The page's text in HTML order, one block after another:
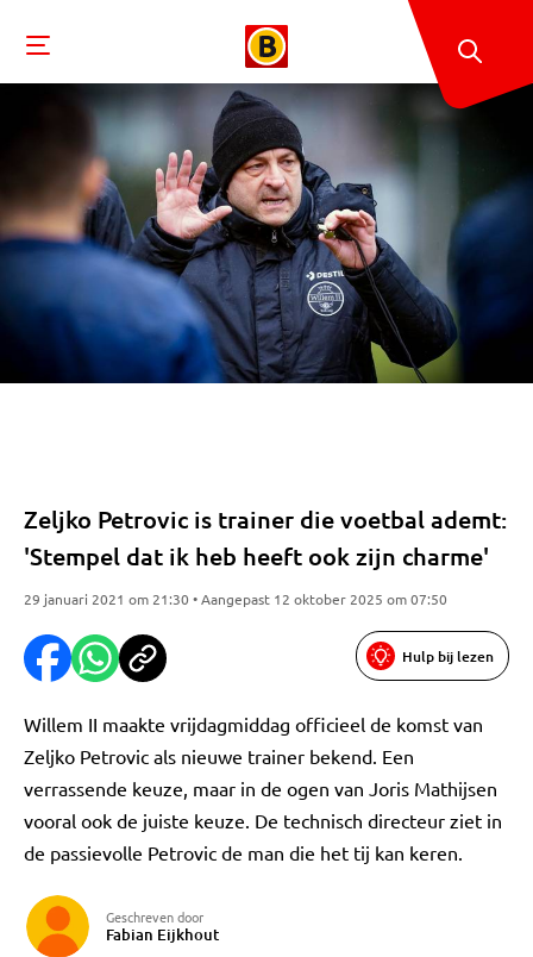
Zeljko Petrovic is trainer die voetbal ademt:
'Stempel dat ik heb heeft ook zijn charme'
29 januari 2021 om 21:30 • Aangepast 12 oktober 2025 om 07:50
Hulp bij lezen
Willem II maakte vrijdagmiddag officieel de komst van
Zeljko Petrovic als nieuwe trainer bekend. Een
verrassende keuze, maar in de ogen van Joris Mathijsen
vooral ook de juiste keuze. De technisch directeur ziet in
de passievolle Petrovic de man die het tij kan keren.
Geschreven door
Fabian Eijkhout